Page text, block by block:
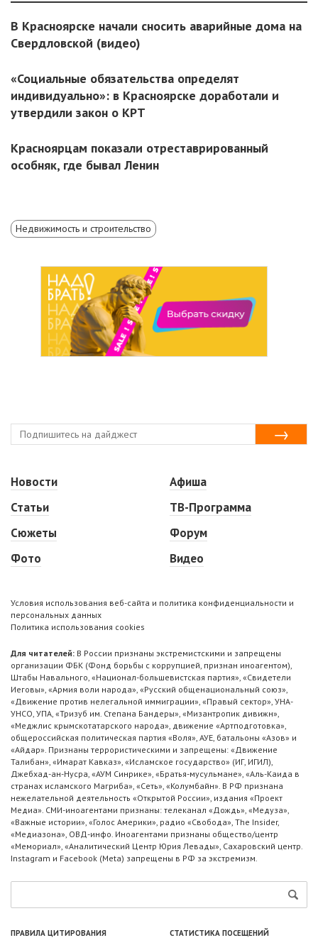
В Красноярске начали сносить аварийные дома на
Свердловской (видео)
«Социальные обязательства определят
индивидуально»: в Красноярске доработали и
утвердили закон о КРТ
Красноярцам показали отреставрированный
особняк, где бывал Ленин
Недвижимость и строительство
Новости
Статьи
Сюжеты
Фото
Афиша
ТВ-Программа
Форум
Видео
Условия использования веб-сайта и политика конфиденциальности и
персональных данных
Политика использования cookies
Для читателей: В России признаны экстремистскими и запрещены
организации ФБК (Фонд борьбы с коррупцией, признан иноагентом),
Штабы Навального, «Национал-большевистская партия», «Свидетели
Иеговы», «Армия воли народа», «Русский общенациональный союз»,
«Движение против нелегальной иммиграции», «Правый сектор», УНА-
УНСО, УПА, «Тризуб им. Степана Бандеры», «Мизантропик дивижн»,
«Меджлис крымскотатарского народа», движение «Артподготовка»,
общероссийская политическая партия «Воля», АУЕ, батальоны «Азов» и
«Айдар». Признаны террористическими и запрещены: «Движение
Талибан», «Имарат Кавказ», «Исламское государство» (ИГ, ИГИЛ),
Джебхад-ан-Нусра, «АУМ Синрике», «Братья-мусульмане», «Аль-Каида в
странах исламского Магриба», «Сеть», «Колумбайн». В РФ признана
нежелательной деятельность «Открытой России», издания «Проект
Медиа». СМИ-иноагентами признаны: телеканал «Дождь», «Медуза»,
«Важные истории», «Голос Америки», радио «Свобода», The Insider,
«Медиазона», ОВД-инфо. Иноагентами признаны общество/центр
«Мемориал», «Аналитический Центр Юрия Левады», Сахаровский центр.
Instagram и Facebook (Metа) запрещены в РФ за экстремизм.
ПРАВИЛА ЦИТИРОВАНИЯ СТАТИСТИКА ПОСЕЩЕНИЙ